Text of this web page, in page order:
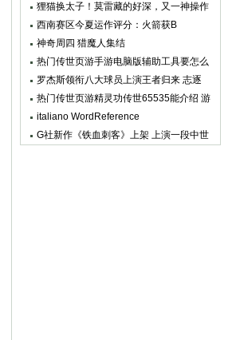
载
狸猫换太子！莫雷藏的好深，又一神操作
达成，乔丹助攻火箭总冠军
西南赛区今夏运作评分：火箭获B
神奇周四 猎魔人集结
热门传世页游手游电脑版辅助工具要怎么
使用呢
罗杰斯领衔八大球员上演王者归来 志逐
超级碗
热门传世页游精灵功传世65535能介绍 游
戏的精灵功能怎么玩
italiano WordReference
G社新作《铁血刺客》上架 上演一段中世